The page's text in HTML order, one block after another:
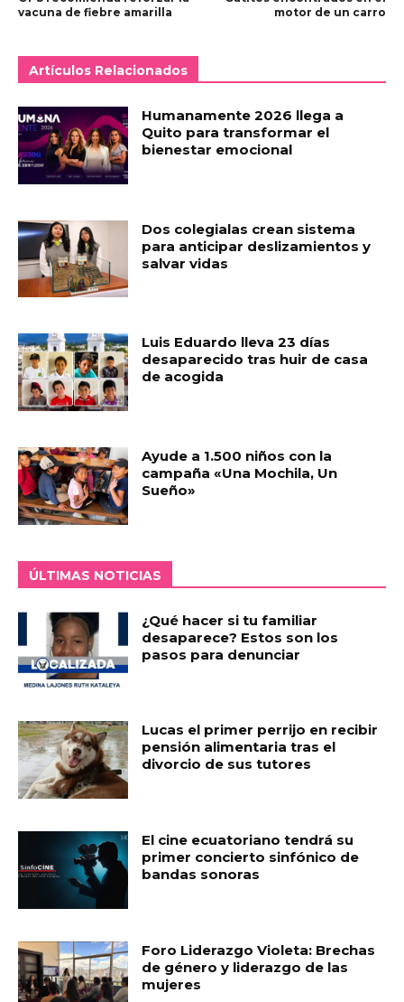
vacuna de fiebre amarilla
motor de un carro
Artículos Relacionados
Humanamente 2026 llega a
Quito para transformar el
bienestar emocional
Dos colegialas crean sistema
para anticipar deslizamientos y
salvar vidas
Luis Eduardo lleva 23 días
desaparecido tras huir de casa
de acogida
Ayude a 1.500 niños con la
campaña «Una Mochila, Un
Sueño»
ÚLTIMAS NOTICIAS
¿Qué hacer si tu familiar
desaparece? Estos son los
pasos para denunciar
Lucas el primer perrijo en recibir
pensión alimentaria tras el
divorcio de sus tutores
El cine ecuatoriano tendrá su
primer concierto sinfónico de
bandas sonoras
Foro Liderazgo Violeta: Brechas
de género y liderazgo de las
mujeres